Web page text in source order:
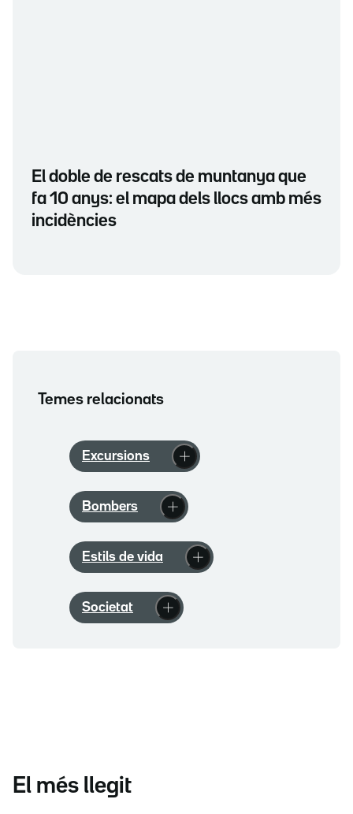
El doble de rescats de muntanya que
fa 10 anys: el mapa dels llocs amb més
incidències
Temes relacionats
Excursions
Bombers
Estils de vida
Societat
El més llegit